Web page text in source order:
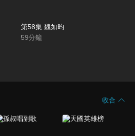
第58集 魏如昀
59分鐘
收合